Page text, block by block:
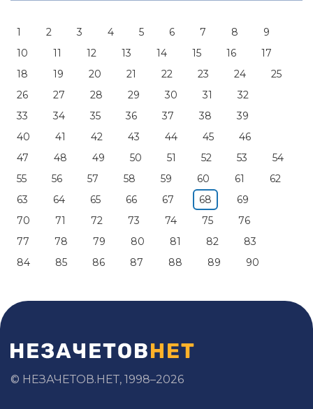
1 2 3 4 5 6 7 8
9
10
11 12 13 14 15 16
17
18
19 20 21 22 23 24
25
26
27 28 29 30 31
32
33
34 35 36 37 38
39
40
41 42 43 44 45
46
47
48 49 50 51 52 53
54
55
56 57 58 59 60 61
62
63
64 65 66 67 68
69
70
71 72 73 74 75
76
77
78 79 80 81 82
83
84
85 86 87 88 89 90
© НЕЗАЧЕТОВ.НЕТ, 1998–2026